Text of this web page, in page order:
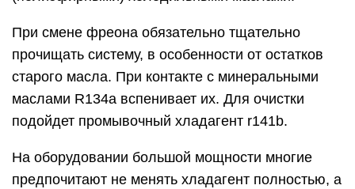
При смене фреона обязательно тщательно
прочищать систему, в особенности от остатков
старого масла. При контакте с минеральными
маслами R134a вспенивает их. Для очистки
подойдет промывочный хладагент r141b.
На оборудовании большой мощности многие
предпочитают не менять хладагент полностью, а